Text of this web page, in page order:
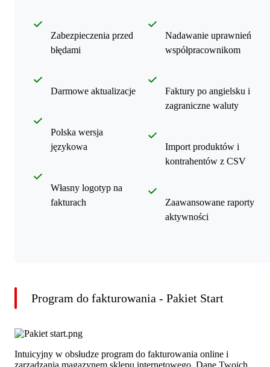
Zabezpieczenia przed
błędami
Darmowe aktualizacje
Polska wersja
językowa
Własny logotyp na
fakturach
Nadawanie uprawnień
współpracownikom
Faktury po angielsku i
zagraniczne waluty
Import produktów i
kontrahentów z CSV
Zaawansowane raporty
aktywności
Program do fakturowania - Pakiet Start
Intuicyjny w obsłudze program do fakturowania online i
zarządzania magazynem sklepu internetowego. Dane Twoich